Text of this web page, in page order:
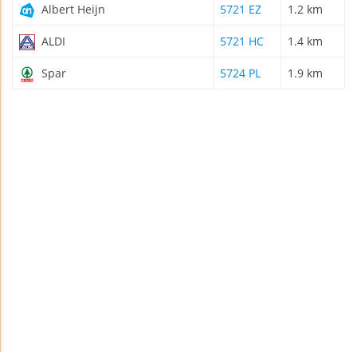
Albert Heijn 5721 EZ 1.2 km
ALDI 5721 HC 1.4 km
Spar 5724 PL 1.9 km